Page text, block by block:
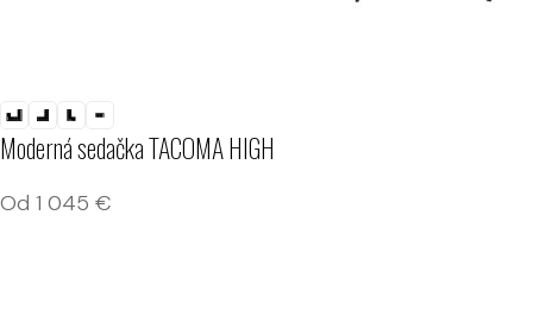
Moderná sedačka TACOMA HIGH
Od 1 045 €